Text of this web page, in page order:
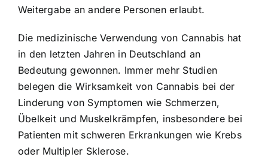
Weitergabe an andere Personen erlaubt.
Die medizinische Verwendung von Cannabis hat
in den letzten Jahren in Deutschland an
Bedeutung gewonnen. Immer mehr Studien
belegen die Wirksamkeit von Cannabis bei der
Linderung von Symptomen wie Schmerzen,
Übelkeit und Muskelkrämpfen, insbesondere bei
Patienten mit schweren Erkrankungen wie Krebs
oder Multipler Sklerose.